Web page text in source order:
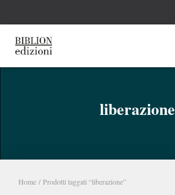
liberazione
Home / Prodotti taggati “liberazione”